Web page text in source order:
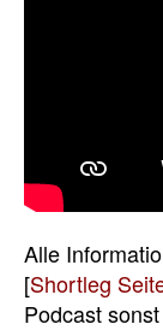
Alle
[Shortleg
Podcast